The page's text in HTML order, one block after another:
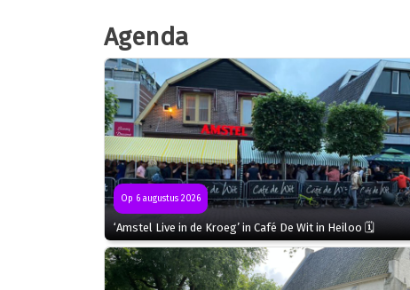
Agenda
Op 6 augustus 2026
‘Amstel Live in de Kroeg’ in Café De Wit in Heiloo 🗓